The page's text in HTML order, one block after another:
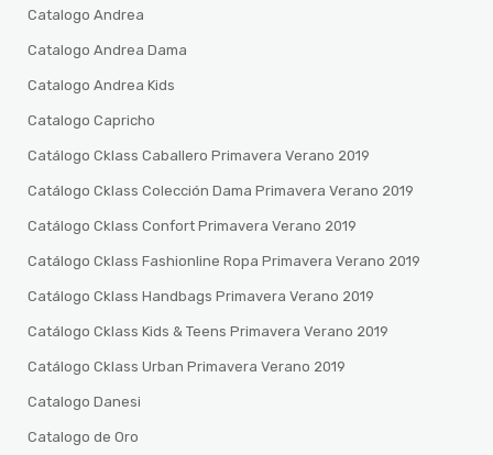
Catalogo Andrea
Catalogo Andrea Dama
Catalogo Andrea Kids
Catalogo Capricho
Catálogo Cklass Caballero Primavera Verano 2019
Catálogo Cklass Colección Dama Primavera Verano 2019
Catálogo Cklass Confort Primavera Verano 2019
Catálogo Cklass Fashionline Ropa Primavera Verano 2019
Catálogo Cklass Handbags Primavera Verano 2019
Catálogo Cklass Kids & Teens Primavera Verano 2019
Catálogo Cklass Urban Primavera Verano 2019
Catalogo Danesi
Catalogo de Oro